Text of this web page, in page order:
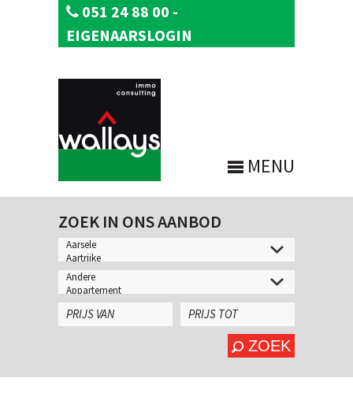
051 24 88 00 -
EIGENAARSLOGIN
MENU
ZOEK IN ONS AANBOD
ZOEK